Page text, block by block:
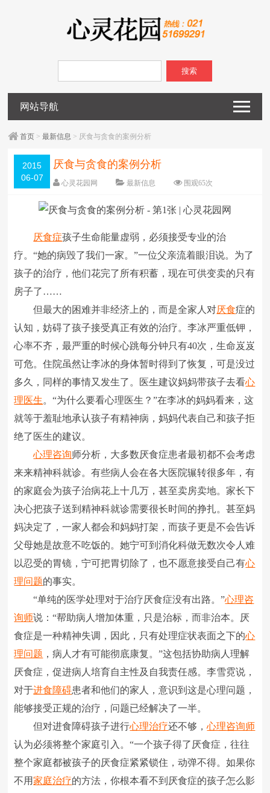
搜索
网站导航
首页 >最新信息 > 厌食与贪食的案例分析
2015
06-07
厌食与贪食的案例分析
心灵花园网 最新信息 围观65次
字体：大 中 小
厌食症孩子生命能量虚弱，必须接受专业的治
疗。“她的病毁了我们一家。”一位父亲流着眼泪说。为了
孩子的治疗，他们花完了所有积蓄，现在可供变卖的只有
房子了……
但最大的困难并非经济上的，而是全家人对厌食症的
认知，妨碍了孩子接受真正有效的治疗。李冰严重低钾，
心率不齐，最严重的时候心跳每分钟只有40次，生命岌岌
可危。住院虽然让李冰的身体暂时得到了恢复，可是没过
多久，同样的事情又发生了。医生建议妈妈带孩子去看心
理医生。“为什么要看心理医生？”在李冰的妈妈看来，这
就等于羞耻地承认孩子有精神病，妈妈代表自己和孩子拒
绝了医生的建议。
心理咨询师分析，大多数厌食症患者最初都不会考虑
来来精神科就诊。有些病人会在各大医院辗转很多年，有
的家庭会为孩子治病花上十几万，甚至卖房卖地。家长下
决心把孩子送到精神科就诊需要很长时间的挣扎。甚至妈
妈决定了，一家人都会和妈妈打架，而孩子更是不会告诉
父母她是故意不吃饭的。她宁可到消化科做无数次令人难
以忍受的胃镜，宁可把胃切除了，也不愿意接受自己有心
理问题的事实。
“单纯的医学处理对于治疗厌食症没有出路。”心理咨
询师说：“帮助病人增加体重，只是治标，而非治本。厌
食症是一种精神失调，因此，只有处理症状表面之下的心
理问题 ，病人才有可能彻底康复。”这包括协助病人理解
厌食症，促进病人培育自主性及自我责任感。李雪霓说，
对于进食障碍患者和他们的家人，意识到这是心理问题，
能够接受正规的治疗，问题已经解决了一半。
但对进食障碍孩子进行心理治疗还不够，心理咨询师
认为必须将整个家庭引入。“一个孩子得了厌食症，往往
整个家庭都被孩子的厌食症紧紧锁住，动弹不得。如果你
不用家庭治疗的方法，你根本看不到厌食症的孩子怎么影